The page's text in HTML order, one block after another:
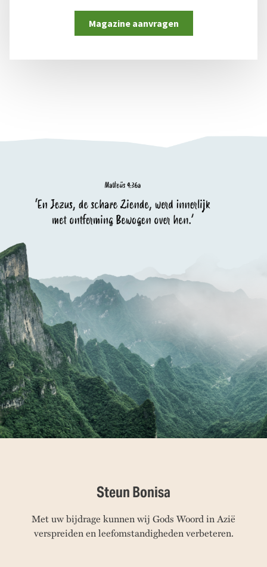
Magazine aanvragen
Steun Bonisa
Met uw bijdrage kunnen wij Gods Woord in Azië
verspreiden en leefomstandigheden verbeteren.